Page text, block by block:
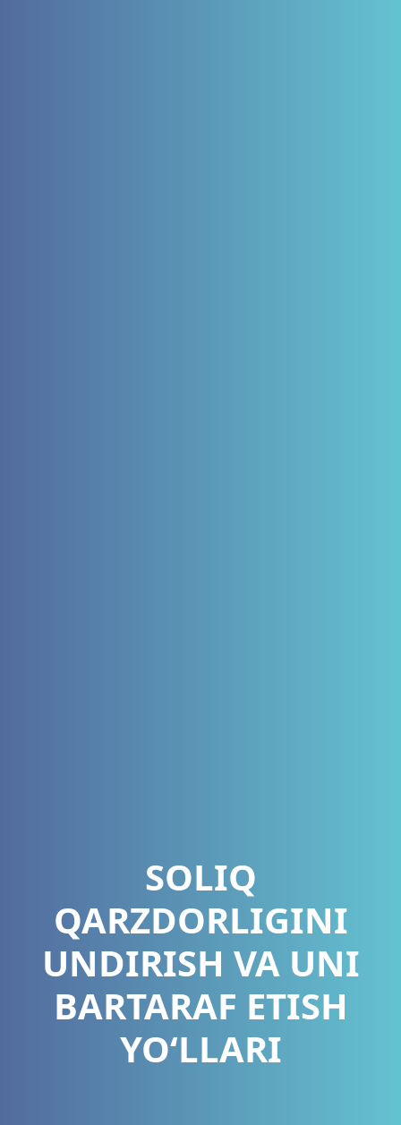
SOLIQ
QARZDORLIGINI
UNDIRISH VA UNI
BARTARAF ETISH
YOʻLLARI